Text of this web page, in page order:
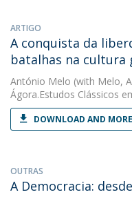
ARTIGO
A conquista da
batalhas na cultura
António Melo (with Melo,
Ágora.Estudos Clássicos
DOWNLOAD AND
OUTRAS
A Democracia: